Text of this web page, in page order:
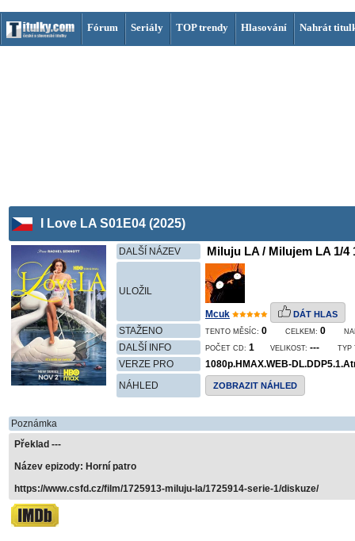
Fórum Seriály TOP trendy Hlasování Nahrát
I Love LA S01E04 (2025)
DALŠÍ NÁZEV Miluju LA / Milujem LA 1/4
ULOŽIL
Mcuk DÁT HLAS
STAŽENO TENTO MĚSÍC: 0 CELKEM: 0
DALŠÍ INFO POČET CD: 1 VELIKOST: --- TYP
VERZE PRO
1080p.HMAX.WEB-
NÁHLED
ZOBRAZIT NÁHLED
Poznámka
Překlad ---
Název epizody: Horní patro
https://www.csfd.cz/film/1725913-miluju-la/1725914-serie-1/diskuze/